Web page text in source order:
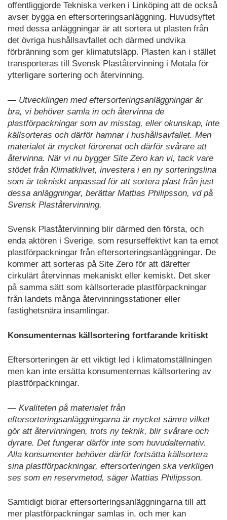
offentliggjorde Tekniska verken i Linköping att de också
avser bygga en eftersorteringsanläggning. Huvudsyftet
med dessa anläggningar är att sortera ut plasten från
det övriga hushållsavfallet och därmed undvika
förbränning som ger klimatutsläpp. Plasten kan i stället
transporteras till Svensk Plaståtervinning i Motala för
ytterligare sortering och återvinning.
— Utvecklingen med eftersorteringsanläggningar är
bra, vi behöver samla in och återvinna de
plastförpackningar som av misstag, eller okunskap, inte
källsorteras och därför hamnar i hushållsavfallet. Men
materialet är mycket förorenat och därför svårare att
återvinna. När vi nu bygger Site Zero kan vi, tack vare
stödet från Klimatklivet, investera i en ny sorteringslina
som är tekniskt anpassad för att sortera plast från just
dessa anläggningar, berättar Mattias Philipsson, vd på
Svensk Plaståtervinning.
Svensk Plaståtervinning blir därmed den första, och
enda aktören i Sverige, som resurseffektivt kan ta emot
plastförpackningar från eftersorteringsanläggningar. De
kommer att sorteras på Site Zero för att därefter
cirkulärt återvinnas mekaniskt eller kemiskt. Det sker
på samma sätt som källsorterade plastförpackningar
från landets många återvinningsstationer eller
fastighetsnära insamlingar.
Konsumenternas källsortering fortfarande kritiskt
Eftersorteringen är ett viktigt led i klimatomställningen
men kan inte ersätta konsumenternas källsortering av
plastförpackningar.
— Kvaliteten på materialet från
eftersorteringsanläggningarna är mycket sämre vilket
gör att återvinningen, trots ny teknik, blir svårare och
dyrare. Det fungerar därför inte som huvudalternativ.
Alla konsumenter behöver därför fortsätta källsortera
sina plastförpackningar, eftersorteringen ska verkligen
ses som en reservmetod, säger Mattias Philipsson.
Samtidigt bidrar eftersorteringsanläggningarna till att
mer plastförpackningar samlas in, och mer kan